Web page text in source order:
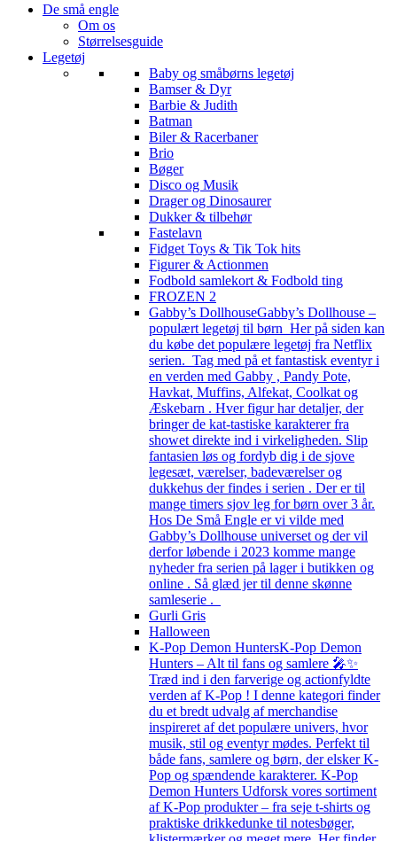
De små engle
Om os
Størrelsesguide
Legetøj
Baby og småbørns legetøj
Bamser & Dyr
Barbie & Judith
Batman
Biler & Racerbaner
Brio
Bøger
Disco og Musik
Drager og Dinosaurer
Dukker & tilbehør
Fastelavn
Fidget Toys & Tik Tok hits
Figurer & Actionmen
Fodbold samlekort & Fodbold ting
FROZEN 2
Gabby’s DollhouseGabby’s Dollhouse –
populært legetøj til børn Her på siden kan
du købe det populære legetøj fra Netflix
serien. Tag med på et fantastisk eventyr i
en verden med Gabby , Pandy Pote,
Havkat, Muffins, Alfekat, Coolkat og
Æskebarn . Hver figur har detaljer, der
bringer de kat-tastiske karakterer fra
showet direkte ind i virkeligheden. Slip
fantasien løs og fordyb dig i de sjove
legesæt, værelser, badeværelser og
dukkehus der findes i serien . Der er til
mange timers sjov leg for børn over 3 år.
Hos De Små Engle er vi vilde med
Gabby’s Dollhouse universet og der vil
derfor løbende i 2023 komme mange
nyheder fra serien på lager i butikken og
online . Så glæd jer til denne skønne
samleserie .
Gurli Gris
Halloween
K-Pop Demon HuntersK-Pop Demon
Hunters – Alt til fans og samlere 🎤✨
Træd ind i den farverige og actionfyldte
verden af K-Pop ! I denne kategori finder
du et bredt udvalg af merchandise
inspireret af det populære univers, hvor
musik, stil og eventyr mødes. Perfekt til
både fans, samlere og børn, der elsker K-
Pop og spændende karakterer. K-Pop
Demon Hunters Udforsk vores sortiment
af K-Pop produkter – fra seje t-shirts og
praktiske drikkedunke til notesbøger,